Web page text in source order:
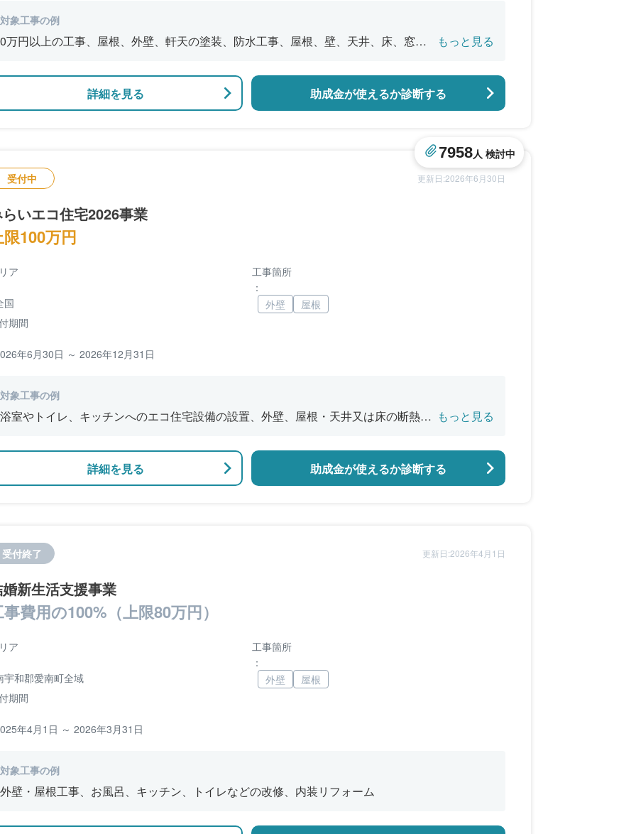
対象工事の例
0万円以上の工事、屋根、外壁、軒天の塗装、防水工事、屋根、壁、天井、床、窓の
もっと見る
詳細を見る 助成金が使えるか診断する
受付中 更新日:2026年6月30日
いエコ住宅2026事業
100万円
7958人 検討中
ア
国
期間
年6月30日 ～ 2026年12月31日
工事箇所
：
外壁
屋根
対象工事の例
浴室やトイレ、キッチンへのエコ住宅設備の設置、外壁、屋根・天井又は床の断熱改 もっと見る
詳細を見る 助成金が使えるか診断する
受付終了 更新日:2026年4月1日
新生活支援事業
費用の100%（上限80万円）
ア
宇和郡愛南町全域
期間
年4月1日 ～ 2026年3月31日
工事箇所
：
外壁
屋根
対象工事の例
外壁・屋根工事、お風呂、キッチン、トイレなどの改修、内装リフォーム